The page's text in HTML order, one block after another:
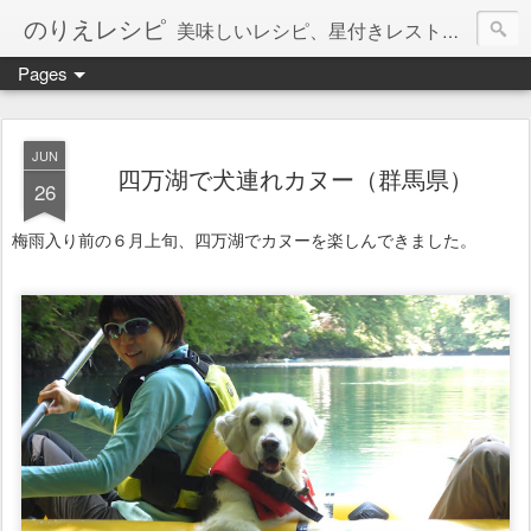
のりえレシピ 美味しいレシピ、星付きレストラン、絶品お取り寄せを紹介しています。
Pages
JUN
26 四万湖で犬連れカヌー（群馬県）
梅雨入り前の６月上旬、四万湖でカヌーを楽しんできました。